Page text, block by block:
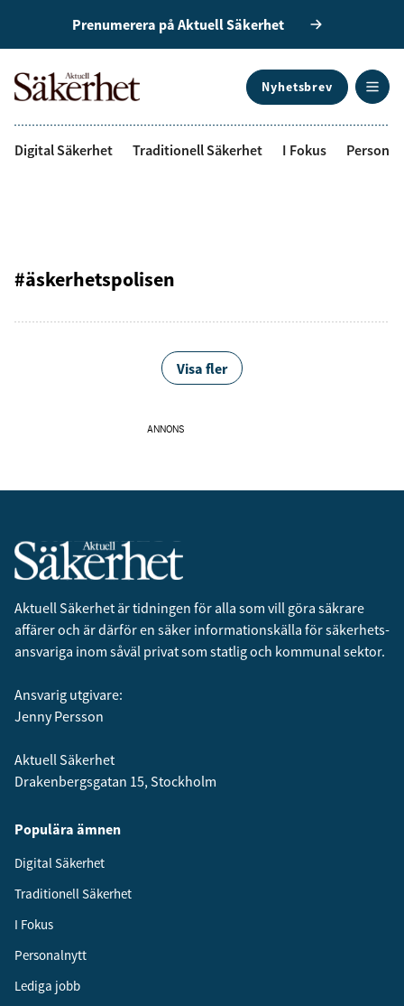
Prenumerera på Aktuell Säkerhet
Nyhetsbrev
Digital Säkerhet Traditionell Säkerhet I Fokus
#äskerhetspolisen
Visa fler
ANNONS
Aktuell Säkerhet är tidningen för alla som vill göra säkrare
affärer och är därför en säker informationskälla för säkerhets­
ansvariga inom såväl privat som statlig och kommunal sektor.
Ansvarig utgivare:
Jenny Persson
Aktuell Säkerhet
Drakenbergsgatan 15, Stockholm
Populära ämnen
Digital Säkerhet
Traditionell Säkerhet
I Fokus
Personalnytt
Lediga jobb